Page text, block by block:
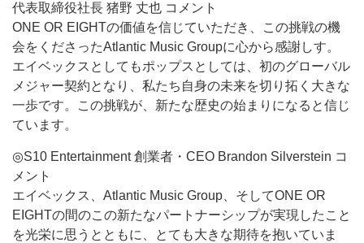
代表取締役社長 猪野 丈也 コメント
ONE OR EIGHTの価値を信じていただき、この挑戦の機
会をくださったAtlantic Music Groupに心から感謝しす。
エイベックスとしてもポップスとしては、初のグローバル
メジャー契約となり、私たち自身の未来を切り拓く大きな
一歩です。この挑戦が、新たな歴史の始まりになると信じ
ています。
◎S10 Entertainment 創業者・CEO Brandon Silverstein コ
メント
エイベックス、Atlantic Music Group、そしてONE OR
EIGHTの間のこの新たなパートナーシップが実現したこと
を光栄に思うとともに、とても大きな期待を抱いていま